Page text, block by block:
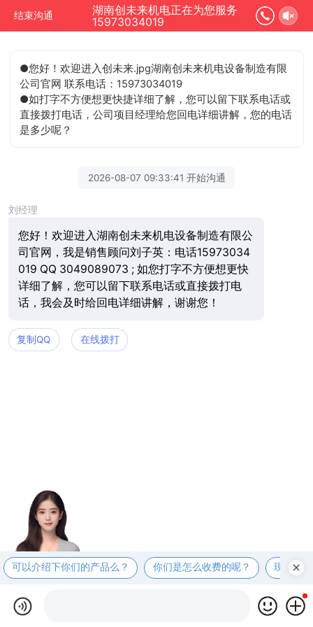
结束沟通
湖南创未来机电正在为您服务
15973034019
●您好！欢迎进入创未来.jpg湖南创未来机电设备制造有限
公司官网 联系电话：15973034019
●如打字不方便想更快捷详细了解，您可以留下联系电话或
直接拨打电话，公司项目经理给您回电详细讲解，您的电话
是多少呢？
2026-08-07 09:33:41 开始沟通
刘经理
您好！欢迎进入湖南创未来机电设备制造有限公
司官网，我是销售顾问刘子英：电话15973034
019 QQ 3049089073 ; 如您打字不方便想更快
详细了解，您可以留下联系电话或直接拨打电
话，我会及时给回电详细讲解，谢谢您！
复制QQ 在线拨打
可以介绍下你们的产品么？ 你们是怎么收费的呢？ 现在有